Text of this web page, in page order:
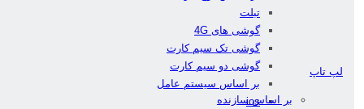
تبلت
گوشی های 4G
گوشی تک سیم کارت
گوشی دو سیم کارت
بر اساس سیستم عامل
ios
لپ تاپ
بر اساس سازنده